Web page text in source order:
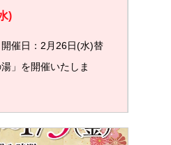
)
開催日：2月26日(水)替
」を開催いたしま